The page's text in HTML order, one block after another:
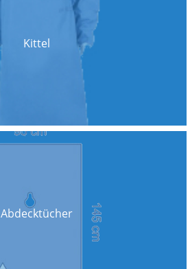
Kittel
Abdecktücher